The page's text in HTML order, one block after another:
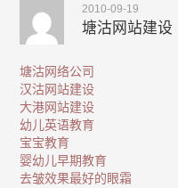
2010-09-19
塘沽网站建设
塘沽网络公司
汉沽网站建设
大港网站建设
幼儿英语教育
宝宝教育
婴幼儿早期教育
去皱效果最好的眼霜